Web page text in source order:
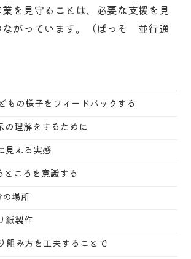
を見守ることは、必要な支援を見
ながっています。（ぱっそ 並行通
もの様子をフィードバックする
の理解をするために
見える実感
ところを意識する
の場所
紙製作
組み方を工夫することで